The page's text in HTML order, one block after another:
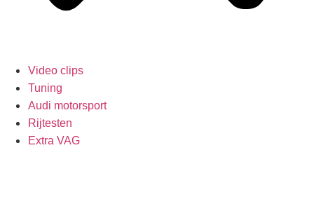
Video clips
Tuning
Audi motorsport
Rijtesten
Extra VAG